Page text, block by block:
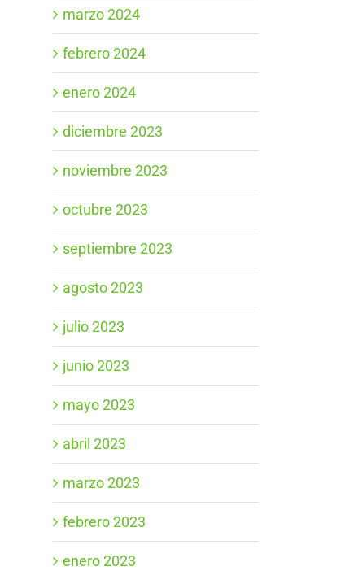
marzo 2024
febrero 2024
enero 2024
diciembre 2023
noviembre 2023
octubre 2023
septiembre 2023
agosto 2023
julio 2023
junio 2023
mayo 2023
abril 2023
marzo 2023
febrero 2023
enero 2023